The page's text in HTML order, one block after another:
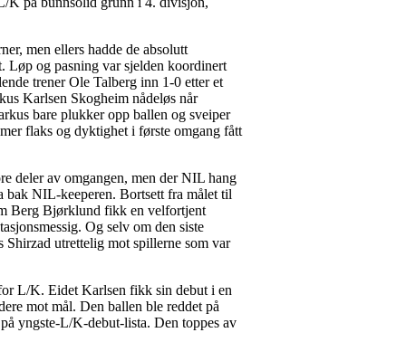
men ellers hadde de absolutt
Løp og pasning var sjelden koordinert
trener Ole Talberg inn 1-0 etter et
Karlsen Skogheim nådeløs når
bare plukker opp ballen og sveiper
flaks og dyktighet i første omgang fått
deler av omgangen, men der NIL hang
bak NIL-keeperen. Bortsett fra målet til
Berg Bjørklund fikk en velfortjent
Og selv om den siste
utrettelig mot spillerne som var
L/K. Eidet Karlsen fikk sin debut i en
mot mål. Den ballen ble reddet på
yngste-L/K-debut-lista. Den toppes av